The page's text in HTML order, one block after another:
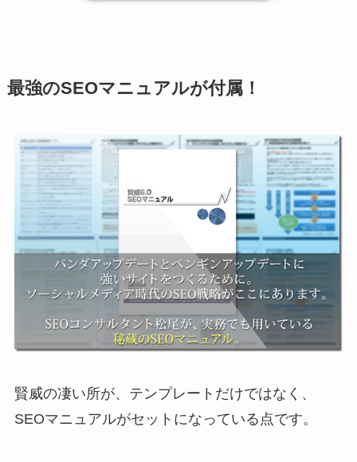
最強のSEOマニュアルが付属！
賢威の凄い所が、テンプレートだけではなく、
SEOマニュアルがセットになっている点です。